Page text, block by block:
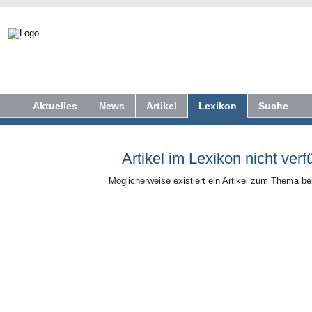
Aktuelles News Artikel Lexikon Suche
Artikel im Lexikon nicht
Möglicherweise existiert ein Artikel zum Thema